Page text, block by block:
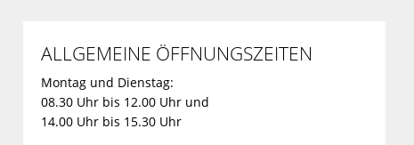
ALLGEMEINE ÖFFNUNGSZEITEN
Montag und Dienstag:
08.30 Uhr bis 12.00 Uhr und
14.00 Uhr bis 15.30 Uhr